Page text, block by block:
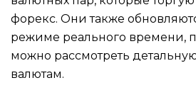
форекс. Они также
режиме реального времени,
можно рассмотреть
валютам.